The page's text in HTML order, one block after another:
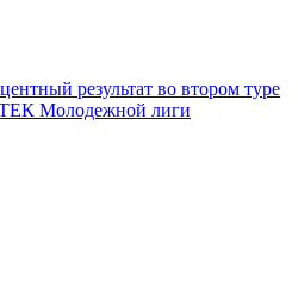
результат во втором туре
Молодежной лиги